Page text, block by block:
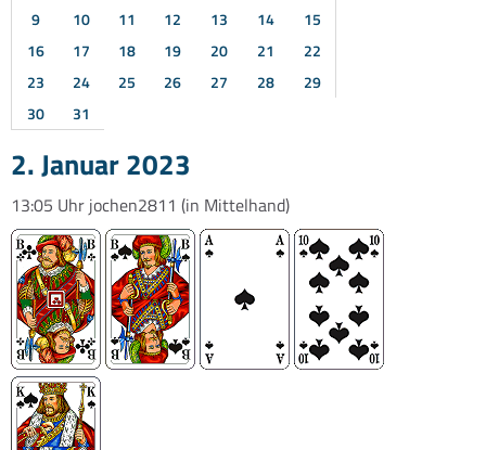
9
10 11 12 13 14
15
16
17 18 19 20 21
22
23
24 25 26 27 28
29
30
31
2. Januar 2023
13:05 Uhr jochen2811 (in Mittelhand)